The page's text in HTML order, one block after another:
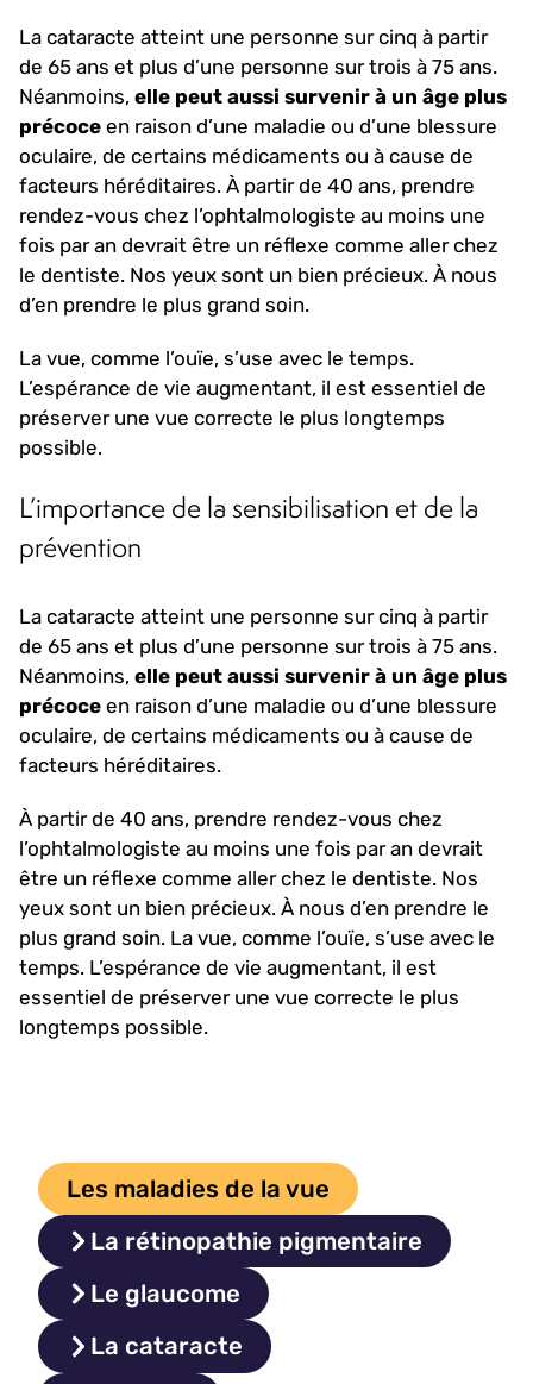
La cataracte atteint une personne sur cinq à partir
de 65 ans et plus d’une personne sur trois à 75 ans.
Néanmoins, elle peut aussi survenir à un âge plus
précoce en raison d’une maladie ou d’une blessure
oculaire, de certains médicaments ou à cause de
facteurs héréditaires. À partir de 40 ans, prendre
rendez-vous chez l’ophtalmologiste au moins une
fois par an devrait être un réflexe comme aller chez
le dentiste. Nos yeux sont un bien précieux. À nous
d’en prendre le plus grand soin.
La vue, comme l’ouïe, s’use avec le temps.
L’espérance de vie augmentant, il est essentiel de
préserver une vue correcte le plus longtemps
possible.
L’importance de la sensibilisation et de la
prévention
La cataracte atteint une personne sur cinq à partir
de 65 ans et plus d’une personne sur trois à 75 ans.
Néanmoins, elle peut aussi survenir à un âge plus
précoce en raison d’une maladie ou d’une blessure
oculaire, de certains médicaments ou à cause de
facteurs héréditaires.
À partir de 40 ans, prendre rendez-vous chez
l’ophtalmologiste au moins une fois par an devrait
être un réflexe comme aller chez le dentiste. Nos
yeux sont un bien précieux. À nous d’en prendre le
plus grand soin. La vue, comme l’ouïe, s’use avec le
temps. L’espérance de vie augmentant, il est
essentiel de préserver une vue correcte le plus
longtemps possible.
Les maladies de la vue
La rétinopathie pigmentaire
Le glaucome
La cataracte